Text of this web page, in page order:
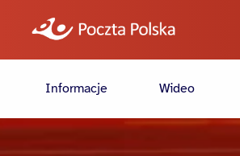
Informacje Wideo